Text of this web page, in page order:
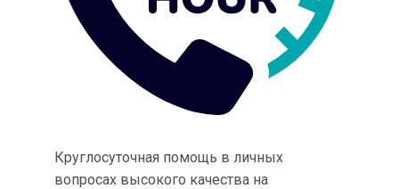
Круглосуточная помощь в личных
вопросах высокого качества на